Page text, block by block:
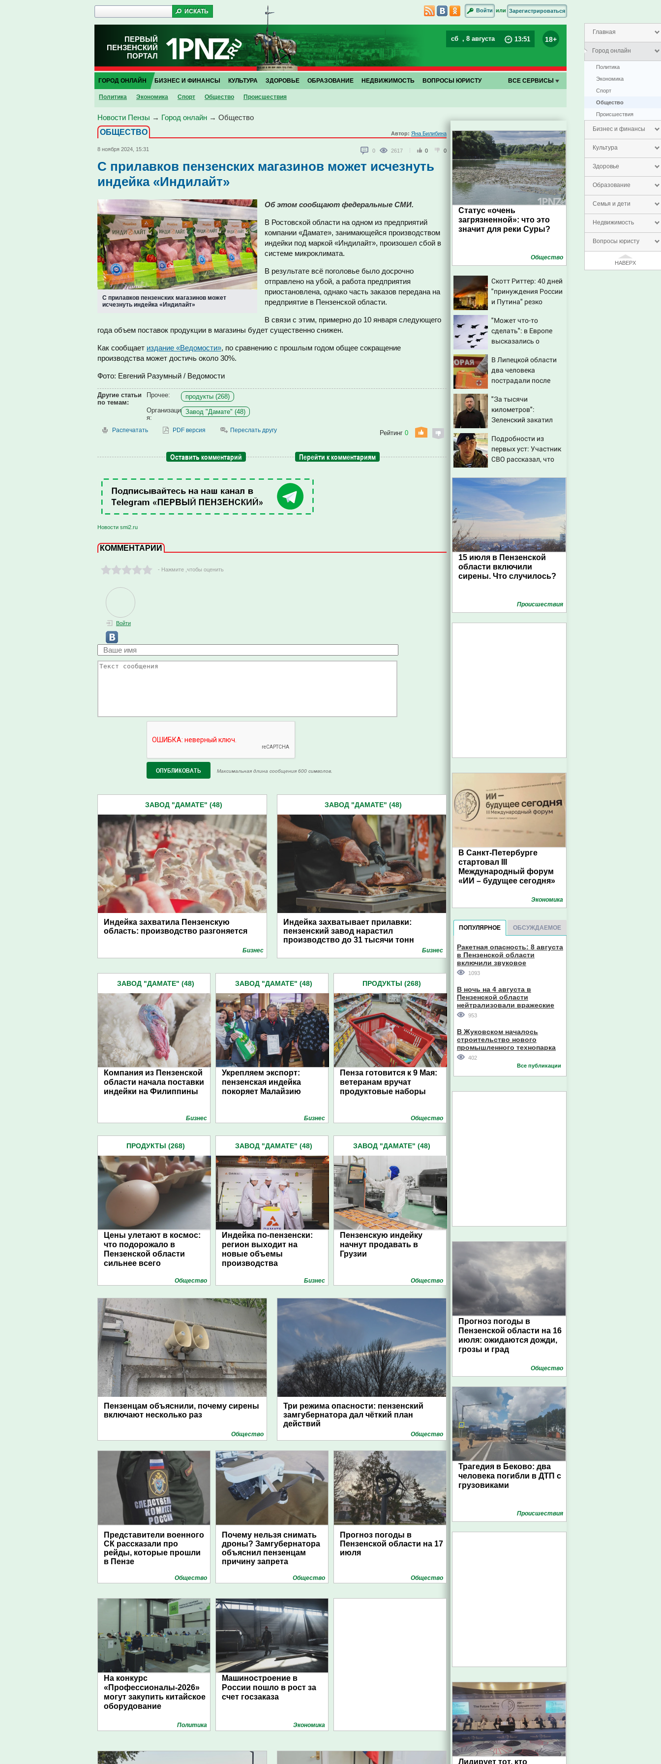
Главная
Город онлайн
Политика
Экономика
Спорт
Общество
Проиcшествия
Бизнес и финансы
Культура
Здоровье
Образование
Семья и дети
Недвижимость
Вопросы юристу
НАВЕРХ
Войти или Зарегистрироваться
ПЕРВЫЙ
ПЕНЗЕНСКИЙ
ПОРТАЛ
сб , 8 августа 13:51 18+
ГОРОД ОНЛАЙН
Политика Экономика Спорт Общество Проиcшествия
БИЗНЕС И ФИНАНСЫ КУЛЬТУРА ЗДОРОВЬЕ ОБРАЗОВАНИЕ НЕДВИЖИМОСТЬ ВОПРОСЫ ЮРИСТУ ВСЕ СЕРВИСЫ
Новости Пензы → Город онлайн → Общество
ОБЩЕСТВО
Автор: Яна Билибина
8 ноября 2024, 15:31 0 2617 0 0
С прилавков пензенских магазинов может исчезнуть
индейка «Индилайт»
С прилавков пензенских магазинов может
исчезнуть индейка «Индилайт»
Об этом сообщают федеральные СМИ.
В Ростовской области на одном из предприятий
компании «Дамате», занимающейся производством
индейки под маркой «Индилайт», произошел сбой в
системе микроклимата.
В результате всё поголовье было досрочно
отправлено на убой, а работа предприятия
приостановлена, однако часть заказов передана на
предприятие в Пензенской области.
В связи с этим, примерно до 10 января следующего
года объем поставок продукции в магазины будет существенно снижен.
Как сообщает издание «Ведомости», по сравнению с прошлым годом общее сокращение
производства может достичь около 30%.
Фото: Евгений Разумный / Ведомости
Другие статьи
по темам:
Прочее:
продукты (268)
Организаци
я:
Завод "Дамате" (48)
Распечатать PDF версия Переслать другу Рейтинг 0
Оставить комментарий Перейти к комментариям
Новости smi2.ru
КОММЕНТАРИИ
- Нажмите ,чтобы оценить
Войти
Максимальная длина сообщения 600 символов.
ЗАВОД "ДАМАТЕ" (48)
Индейка захватила Пензенскую
область: производство разгоняется
Бизнес
ЗАВОД "ДАМАТЕ" (48)
Индейка захватывает прилавки:
пензенский завод нарастил
производство до 31 тысячи тонн
Бизнес
ЗАВОД "ДАМАТЕ" (48)
Компания из Пензенской
области начала поставки
индейки на Филиппины
Бизнес
ЗАВОД "ДАМАТЕ" (48)
Укрепляем экспорт:
пензенская индейка
покоряет Малайзию
Бизнес
ПРОДУКТЫ (268)
Пенза готовится к 9 Мая:
ветеранам вручат
продуктовые наборы
Общество
ПРОДУКТЫ (268)
Цены улетают в космос:
что подорожало в
Пензенской области
сильнее всего
Общество
ЗАВОД "ДАМАТЕ" (48)
Индейка по-пензенски:
регион выходит на
новые объемы
производства
Бизнес
ЗАВОД "ДАМАТЕ" (48)
Пензенскую индейку
начнут продавать в
Грузии
Общество
Пензенцам объяснили, почему сирены
включают несколько раз
Общество
Три режима опасности: пензенский
замгубернатора дал чёткий план
действий
Общество
Представители военного
СК рассказали про
рейды, которые прошли
в Пензе
Общество
Почему нельзя снимать
дроны? Замгубернатора
объяснил пензенцам
причину запрета
Общество
Прогноз погоды в
Пензенской области на 17
июля
Общество
На конкурс
«Профессионалы-2026»
могут закупить китайское
оборудование
Политика
Машиностроение в
России пошло в рост за
счет госзаказа
Экономика
Статус «очень
загрязненной»: что это
значит для реки Суры?
Общество
Скотт Риттер: 40 дней
"принуждения России
и Путина" резко
режима Зеленского
"Может что-то
сделать": в Европе
высказались о
В Липецкой области
два человека
пострадали после
"За тысячи
километров":
Зеленский закатил
после ночного удара
Подробности из
первых уст: Участник
СВО рассказал, что
медведем
15 июля в Пензенской
области включили
сирены. Что случилось?
Проиcшествия
В Санкт-Петербурге
стартовал III
Международный форум
«ИИ – будущее сегодня»
Экономика
ПОПУЛЯРНОЕ ОБСУЖДАЕМОЕ
Ракетная опасность: 8 августа
в Пензенской области
включили звуковое
оповещение
1093
В ночь на 4 августа в
Пензенской области
нейтрализовали вражеские
дроны
953
В Жуковском началось
строительство нового
промышленного технопарка
402
Все публикации
Прогноз погоды в
Пензенской области на 16
июля: ожидаются дожди,
грозы и град
Общество
Трагедия в Беково: два
человека погибли в ДТП с
грузовиками
Проиcшествия
Лидирует тот, кто